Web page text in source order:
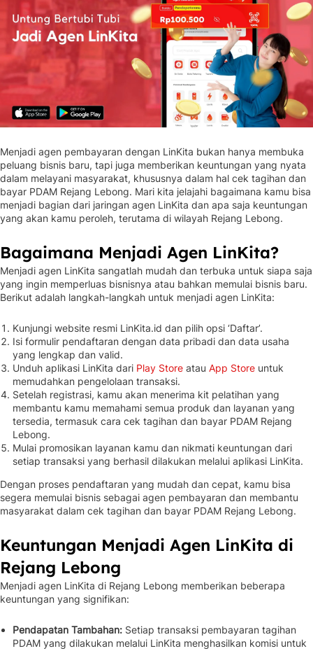
Menjadi agen pembayaran dengan LinKita bukan hanya membuka
peluang bisnis baru, tapi juga memberikan keuntungan yang nyata
dalam melayani masyarakat, khususnya dalam hal cek tagihan dan
bayar PDAM Rejang Lebong. Mari kita jelajahi bagaimana kamu bisa
menjadi bagian dari jaringan agen LinKita dan apa saja keuntungan
yang akan kamu peroleh, terutama di wilayah Rejang Lebong.
Bagaimana Menjadi Agen LinKita?
Menjadi agen LinKita sangatlah mudah dan terbuka untuk siapa saja
yang ingin memperluas bisnisnya atau bahkan memulai bisnis baru.
Berikut adalah langkah-langkah untuk menjadi agen LinKita:
Kunjungi website resmi LinKita.id dan pilih opsi ‘Daftar’.
Isi formulir pendaftaran dengan data pribadi dan data usaha
yang lengkap dan valid.
Unduh aplikasi LinKita dari Play Store atauApp Store untuk
memudahkan pengelolaan transaksi.
Setelah registrasi, kamu akan menerima kit pelatihan yang
membantu kamu memahami semua produk dan layanan yang
tersedia, termasuk cara cek tagihan dan bayar PDAM Rejang
Lebong.
Mulai promosikan layanan kamu dan nikmati keuntungan dari
setiap transaksi yang berhasil dilakukan melalui aplikasi LinKita.
Dengan proses pendaftaran yang mudah dan cepat, kamu bisa
segera memulai bisnis sebagai agen pembayaran dan membantu
masyarakat dalam cek tagihan dan bayar PDAM Rejang Lebong.
Keuntungan Menjadi Agen LinKita di
Rejang Lebong
Menjadi agen LinKita di Rejang Lebong memberikan beberapa
keuntungan yang signifikan:
Pendapatan Tambahan: Setiap transaksi pembayaran tagihan
PDAM yang dilakukan melalui LinKita menghasilkan komisi untuk